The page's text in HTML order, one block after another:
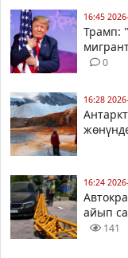
16:45
Трамп:
0
16:28
16:24
айып
141